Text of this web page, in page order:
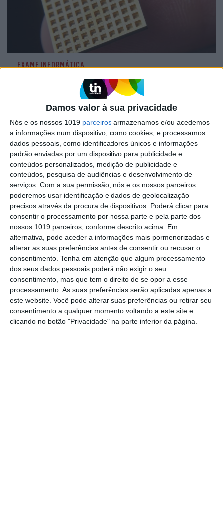
Damos valor à sua privacidade
Nós e os nossos 1019 parceiros armazenamos e/ou acedemos
a informações num dispositivo, como cookies, e processamos
dados pessoais, como identificadores únicos e informações
padrão enviadas por um dispositivo para publicidade e
conteúdos personalizados, medição de publicidade e
conteúdos, pesquisa de audiências e desenvolvimento de
serviços. Com a sua permissão, nós e os nossos parceiros
poderemos usar identificação e dados de geolocalização
precisos através da procura de dispositivos. Poderá clicar para
consentir o processamento por nossa parte e pela parte dos
nossos 1019 parceiros, conforme descrito acima. Em
alternativa, pode aceder a informações mais pormenorizadas e
alterar as suas preferências antes de consentir ou recusar o
consentimento. Tenha em atenção que algum processamento
dos seus dados pessoais poderá não exigir o seu
consentimento, mas que tem o direito de se opor a esse
processamento. As suas preferências serão aplicadas apenas a
este website. Você pode alterar suas preferências ou retirar seu
consentimento a qualquer momento voltando a este site e
clicando no botão "Privacidade" na parte inferior da página.
EXAME INFORMÁTICA
Variant 4, há outra falha nos chips
semelhante ao Spectre e ao
Meltdown
mais uma falha crítica que afeta chips usados em
milhões de equipamentos em todo o mundo. A
fabricante de chips promete uma correção para
as próximas semanas.
Exame Informática
EXAME INFORMÁTICA
Intel redesenha processadores de
oitava geração para sanar